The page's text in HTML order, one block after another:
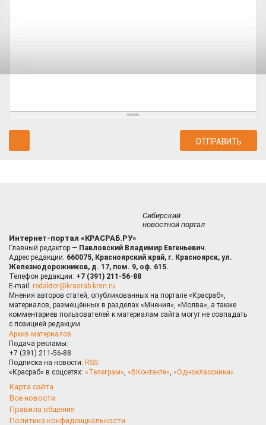
Сибирский
новостной портал
Интернет-портал «КРАСРАБ.РУ»
Главный редактор — Павловский Владимир Евгеньевич.
Адрес редакции: 660075, Красноярский край, г. Красноярск, ул.
Железнодорожников, д. 17, пом. 9, оф. 615.
Телефон редакции: +7 (391) 211-56-88
E-mail: redaktor@krasrab.krsn.ru
Мнения авторов статей, опубликованных на портале «Красраб»,
материалов, размещённых в разделах «Мнения», «Молва», а также
комментариев пользователей к материалам сайта могут не совпадать
с позицией редакции.
Архив материалов
Подача рекламы:
+7 (391) 211-56-88
Подписка на новости: RSS
«Красраб» в соцсетях: «Телеграм» «ВКонтакте» «Одноклассники»
Карта сайта
Все новости
Правила общения
Политика конфиденциальности